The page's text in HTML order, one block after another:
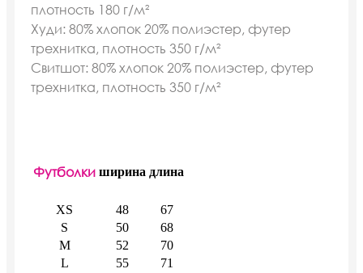
плотность 180 г/м²
Худи: 80% хлопок 20% полиэстер, футер
трехнитка, плотность 350 г/м²
Свитшот: 80% хлопок 20% полиэстер, футер
трехнитка, плотность 350 г/м²
Футболки ширина длина
XS 48
67
S
50
68
M
52
70
L
55
71